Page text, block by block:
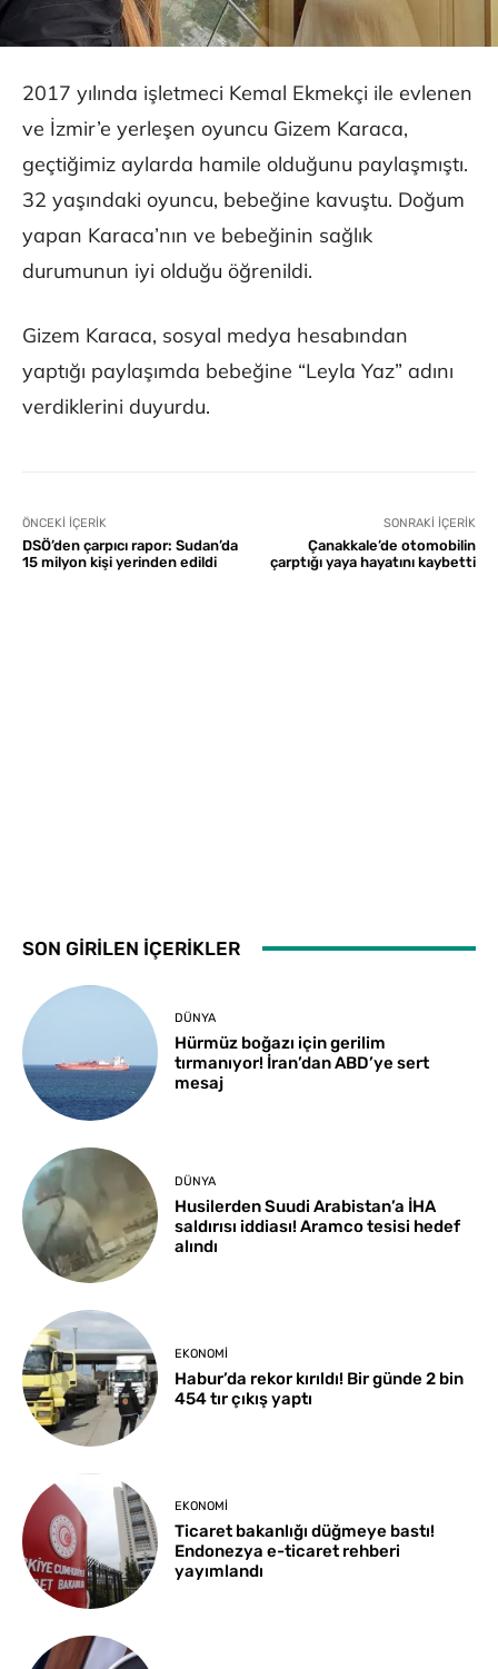
2017 yılında işletmeci Kemal Ekmekçi ile evlenen
ve İzmir’e yerleşen oyuncu Gizem Karaca,
geçtiğimiz aylarda hamile olduğunu paylaşmıştı.
32 yaşındaki oyuncu, bebeğine kavuştu. Doğum
yapan Karaca’nın ve bebeğinin sağlık
durumunun iyi olduğu öğrenildi.
Gizem Karaca, sosyal medya hesabından
yaptığı paylaşımda bebeğine “Leyla Yaz” adını
verdiklerini duyurdu.
ÖNCEKI İÇERIK
DSÖ’den çarpıcı rapor: Sudan’da
15 milyon kişi yerinden edildi
SONRAKI İÇERIK
Çanakkale’de otomobilin
çarptığı yaya hayatını kaybetti
SON GİRİLEN İÇERİKLER
DÜNYA
Hürmüz boğazı için gerilim
tırmanıyor! İran’dan ABD’ye sert
mesaj
DÜNYA
Husilerden Suudi Arabistan’a İHA
saldırısı iddiası! Aramco tesisi hedef
alındı
EKONOMI
Habur’da rekor kırıldı! Bir günde 2 bin
454 tır çıkış yaptı
EKONOMI
Ticaret bakanlığı düğmeye bastı!
Endonezya e-ticaret rehberi
yayımlandı